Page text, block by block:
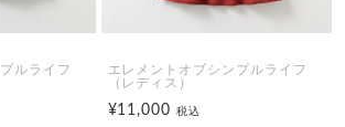
ルライフ
エレメントオブシンプルライフ
（レディス）
¥11,000税込